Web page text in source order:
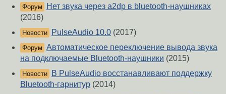
Форум
Нет звука через a2dp в bluetooth-наушниках
(2016)
Новости PulseAudio 10.0 (2017)
Форум Автоматическое переключение вывода звука
на подключаемые Bluetooth-наушники (2015)
Новости
В PulseAudio восстанавливают поддержку
Bluetooth-гарнитур (2014)